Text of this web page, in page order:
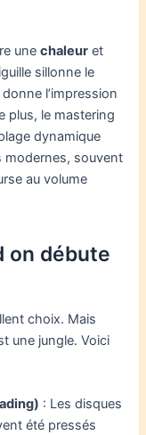
unechaleur et
sillonne le
l’impression
plus, le mastering
dynamique
modernes, souvent
au volume
on débute
choix. Mais
une jungle. Voici
: Les disques
été pressés